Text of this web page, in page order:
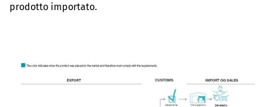
prodotto importato.